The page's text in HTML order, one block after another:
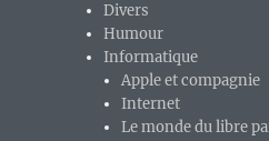
Divers
Humour
Informatique
Apple et compagnie
Internet
Le monde du libre